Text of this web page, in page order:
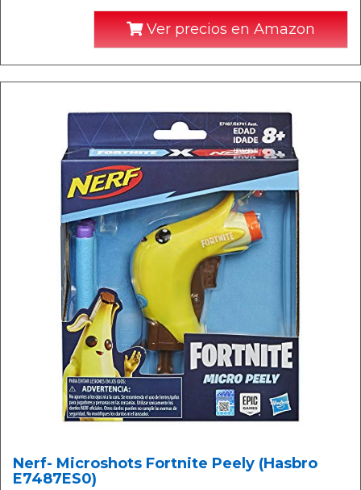
Ver precios en Amazon
Nerf- Microshots Fortnite Peely (Hasbro
E7487ES0)